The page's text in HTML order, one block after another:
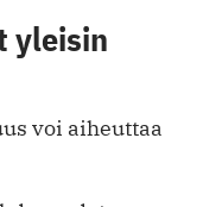
yleisin
voi aiheuttaa